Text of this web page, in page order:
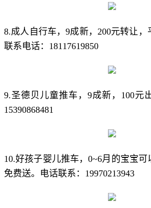
8.成人自行车，9成新，200元转让，
联系电话：18117619850
9.圣德贝儿童推车，9成新，100元
15390868481
10.好孩子婴儿推车，0~6月的宝宝可
免费送。电话联系：19970213943